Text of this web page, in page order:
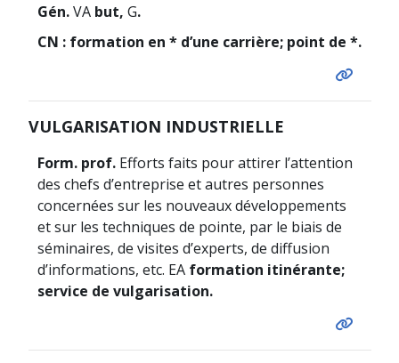
Gén.VA but, G.
CN : formation en * d’une carrière; point de *.
VULGARISATION INDUSTRIELLE
Form. prof. Efforts faits pour attirer l’attention
des chefs d’entreprise et autres personnes
concernées sur les nouveaux développements
et sur les techniques de pointe, par le biais de
séminaires, de visites d’experts, de diffusion
d’informations, etc. EA formation itinérante;
service de vulgarisation.